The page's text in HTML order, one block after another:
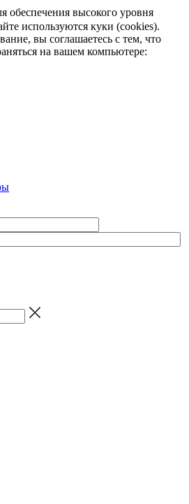
обеспечения высокого уровня
используются куки (cookies).
вы соглашаетесь с тем, что
на вашем компьютере: